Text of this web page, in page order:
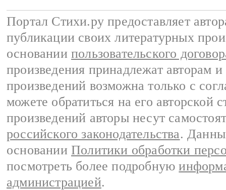
Портал Стихи.ру предоставляет
публикации своих литературных
основании пользовательского
произведения принадлежат авторам
произведений возможна только с
можете обратиться на его авторской
произведений авторы несут
российского законодательства.
основании Политики обработки
посмотреть более подробную
администрацией.